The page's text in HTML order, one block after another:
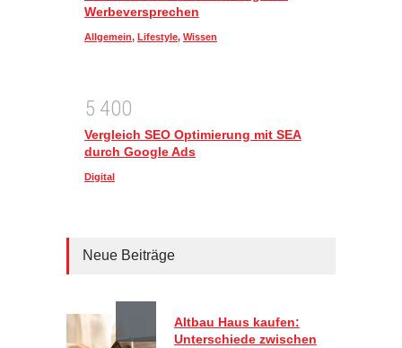
Werbeversprechen
Allgemein, Lifestyle, Wissen
5 400
Vergleich SEO Optimierung mit SEA
durch Google Ads
Digital
Neue Beiträge
Altbau Haus kaufen:
Unterschiede zwischen